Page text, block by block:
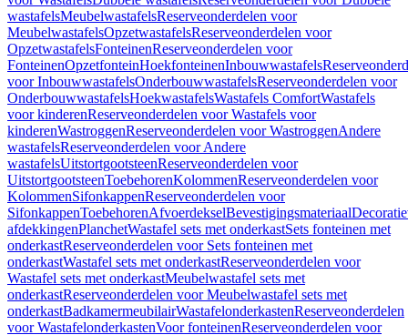
wastafelsMeubelwastafelsReserveonderdelen voor
MeubelwastafelsOpzetwastafelsReserveonderdelen voor
OpzetwastafelsFonteinenReserveonderdelen voor
FonteinenOpzetfonteinHoekfonteinenInbouwwastafels
voor InbouwwastafelsOnderbouwwastafelsReserveonderdelen voor
OnderbouwwastafelsHoekwastafelsWastafels ComfortWastafels
voor kinderenReserveonderdelen voor Wastafels voor
kinderenWastroggenReserveonderdelen voor WastroggenAndere
wastafelsReserveonderdelen voor Andere
wastafelsUitstortgootsteenReserveonderdelen voor
UitstortgootsteenToebehorenKolommenReserveonderdelen voor
KolommenSifonkappenReserveonderdelen voor
SifonkappenToebehorenAfvoerdekselBevestigingsmateriaal
afdekkingenPlanchetWastafel sets met onderkastSets fonteinen met
onderkastReserveonderdelen voor Sets fonteinen met
onderkastWastafel sets met onderkastReserveonderdelen voor
Wastafel sets met onderkastMeubelwastafel sets met
onderkastReserveonderdelen voor Meubelwastafel sets met
onderkastBadkamermeubilairWastafelonderkastenReserveonderdelen
voor WastafelonderkastenVoor fonteinenReserveonderdelen voor